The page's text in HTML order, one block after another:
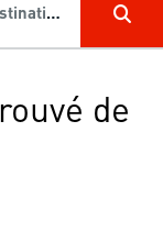
Rechercher un séjour, une activité, une destination...
de